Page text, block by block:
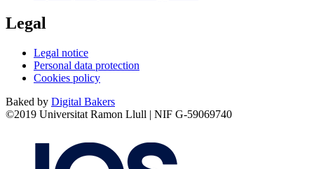
Legal
Legal notice
Personal data protection
Cookies policy
Baked by Digital Bakers
©2019 Universitat Ramon Llull | NIF G-59069740